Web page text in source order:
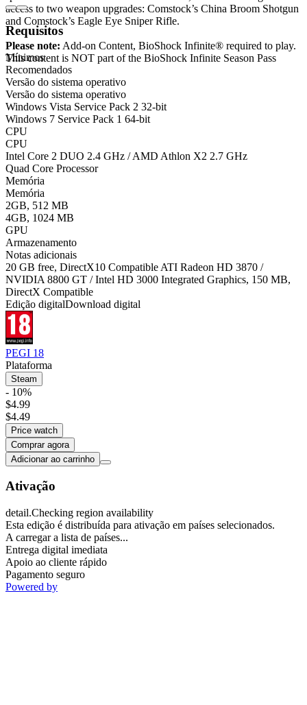
access to two weapon upgrades: Comstock’s China Broom Shotgun
and Comstock’s Eagle Eye Sniper Rifle.
Please note: Add-on Content, BioShock Infinite® required to play.
This content is NOT part of the BioShock Infinite Season Pass
Requisitos
Mínimos
Recomendados
Versão do sistema operativo
Versão do sistema operativo
Windows Vista Service Pack 2 32-bit
Windows 7 Service Pack 1 64-bit
CPU
CPU
Intel Core 2 DUO 2.4 GHz / AMD Athlon X2 2.7 GHz
Quad Core Processor
Memória
Memória
2GB, 512 MB
4GB, 1024 MB
GPU
Armazenamento
Notas adicionais
20 GB free, DirectX10 Compatible ATI Radeon HD 3870 /
NVIDIA 8800 GT / Intel HD 3000 Integrated Graphics, 150 MB,
DirectX Compatible
Edição digitalDownload digital
PEGI 18
Plataforma
Steam
- 10%
$4.99
$4.49
Price watch
Comprar agora
Adicionar ao carrinho
Ativação
detail.Checking region availability
Esta edição é distribuída para ativação em países selecionados.
A carregar a lista de países...
Entrega digital imediata
Apoio ao cliente rápido
Pagamento seguro
Powered by